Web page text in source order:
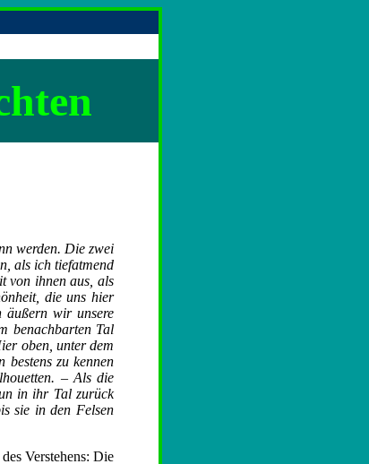
werden. Die zwei
als ich tiefatmend
von ihnen aus, als
die uns hier
äußern wir unsere
benachbarten Tal
oben, unter dem
zu kennen
– Als die
in ihr Tal zurück
sie in den Felsen
Verstehens: Die